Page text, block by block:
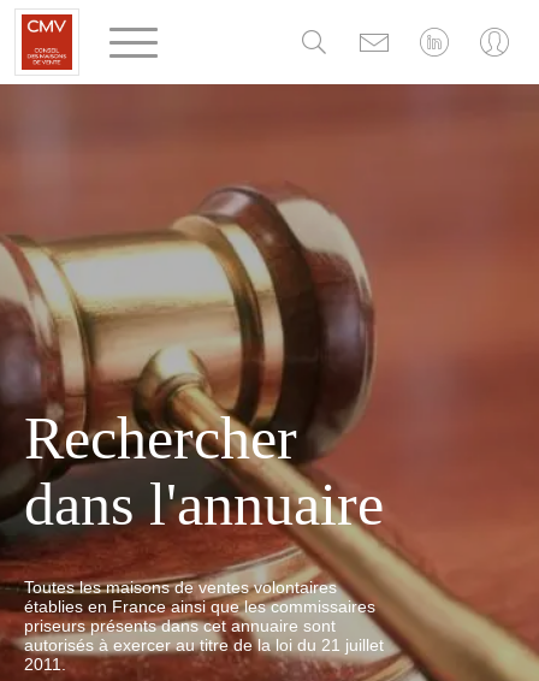
Rechercher
dans l'annuaire
Toutes les maisons de ventes volontaires
établies en France ainsi que les commissaires
priseurs présents dans cet annuaire sont
autorisés à exercer au titre de la loi du 21 juillet
2011.
Panneau de gestion des cookies